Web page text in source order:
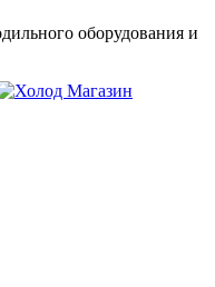
оборудования и